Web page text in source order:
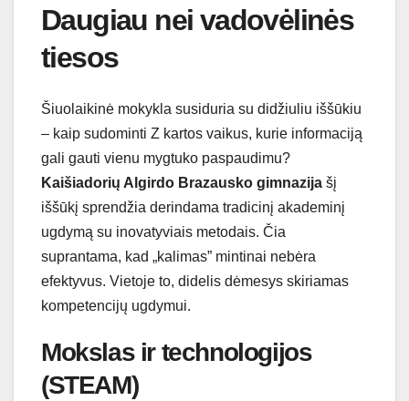
Daugiau nei vadovėlinės
tiesos
Šiuolaikinė mokykla susiduria su didžiuliu iššūkiu
– kaip sudominti Z kartos vaikus, kurie informaciją
gali gauti vienu mygtuko paspaudimu?
Kaišiadorių Algirdo Brazausko gimnazija šį
iššūkį sprendžia derindama tradicinį akademinį
ugdymą su inovatyviais metodais. Čia
suprantama, kad „kalimas” mintinai nebėra
efektyvus. Vietoje to, didelis dėmesys skiriamas
kompetencijų ugdymui.
Mokslas ir technologijos
(STEAM)